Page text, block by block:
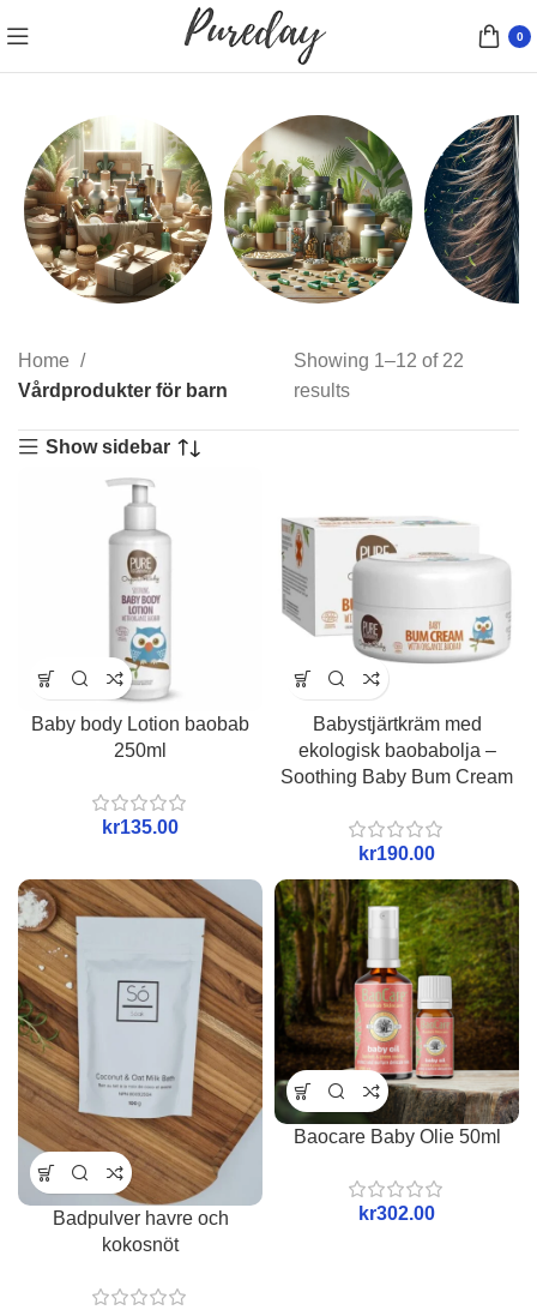
0
Home
Vårdprodukter för barn
Showing 1–12 of 22
results
Show sidebar
Baby body Lotion baobab
250ml
kr
Babystjärtkräm med
ekologisk baobabolja –
Soothing Baby Bum Cream
kr
Badpulver havre och
kokosnöt
Baocare Baby Olie 50ml
kr